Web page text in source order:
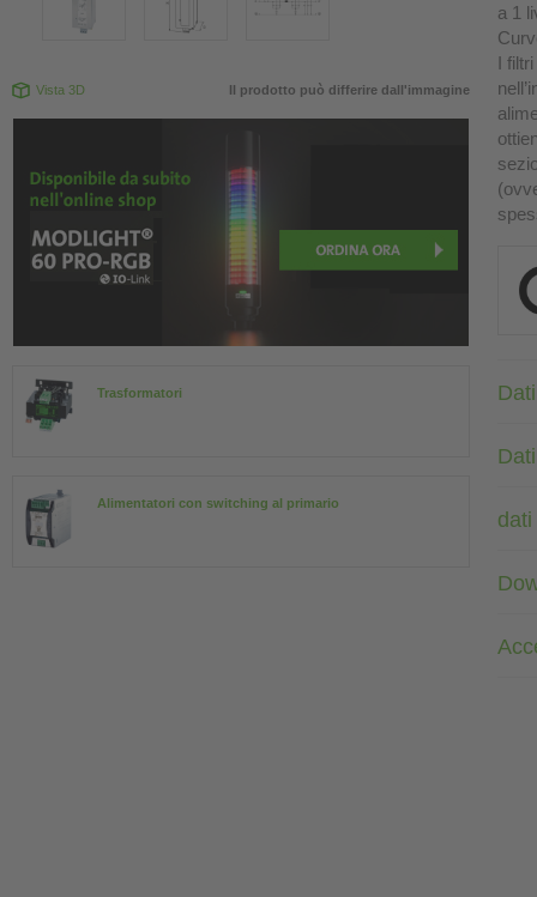
Vista 3D Il prodotto può differire dall'immagine
Trasformatori
Alimentatori con switching al primario
a 1
I